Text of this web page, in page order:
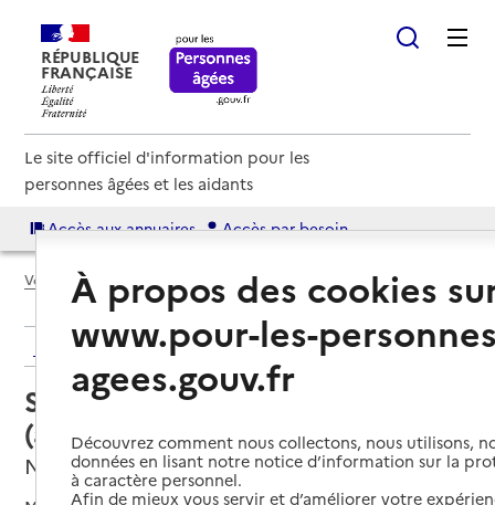
RÉPUBLIQUE
FRANÇAISE
Le site officiel d'information pour les
personnes âgées et les aidants
Accès aux annuaires Accès par besoin
Voir le fil d’Ariane
Retour aux résultats de l'annuaire
Service autonomie à domicile
(aide) – La Main de Jeanne
Narbonne, AUDE
À propos des cookies
www.pour-les-
agees.gouv.fr
Découvrez comment nous collectons, nous utilisons,
données en lisant notre notice d’information sur la
à caractère personnel.
Afin de mieux vous servir et d’améliorer votre